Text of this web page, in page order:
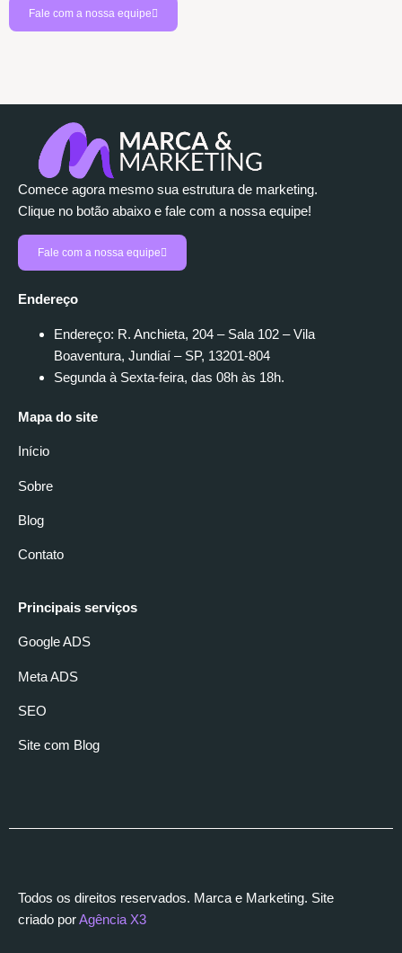
Fale com a nossa equipe
Comece agora mesmo sua estrutura de marketing.
Clique no botão abaixo e fale com a nossa equipe!
Fale com a nossa equipe
Endereço
Endereço: R. Anchieta, 204 – Sala 102 – Vila
Boaventura, Jundiaí – SP, 13201-804
Segunda à Sexta-feira, das 08h às 18h.
Mapa do site
Início
Sobre
Blog
Contato
Principais serviços
Google ADS
Meta ADS
SEO
Site com Blog
Todos os direitos reservados. Marca e Marketing. Site
criado porAgência X3